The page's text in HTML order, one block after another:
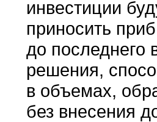
инвестиции
приносить
до последнего
решения,
в объемах,
без внесения